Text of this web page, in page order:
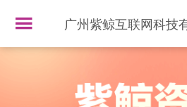
广州紫鲸互联网科技